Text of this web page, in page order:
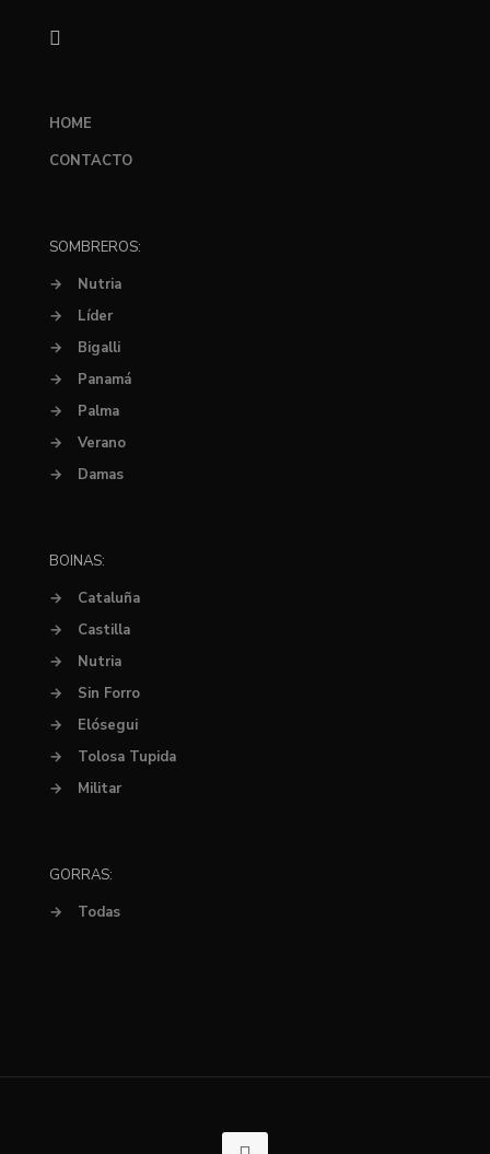
HOME
CONTACTO
SOMBREROS:
→
Nutria
→
Líder
→
Bigalli
→
Panamá
→
Palma
→
Verano
→
Damas
BOINAS:
→
Cataluña
→
Castilla
→
Nutria
→
Sin Forro
→
Elósegui
→
Tolosa Tupida
→
Militar
GORRAS:
→
Todas